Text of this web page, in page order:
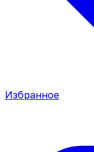
Избранное